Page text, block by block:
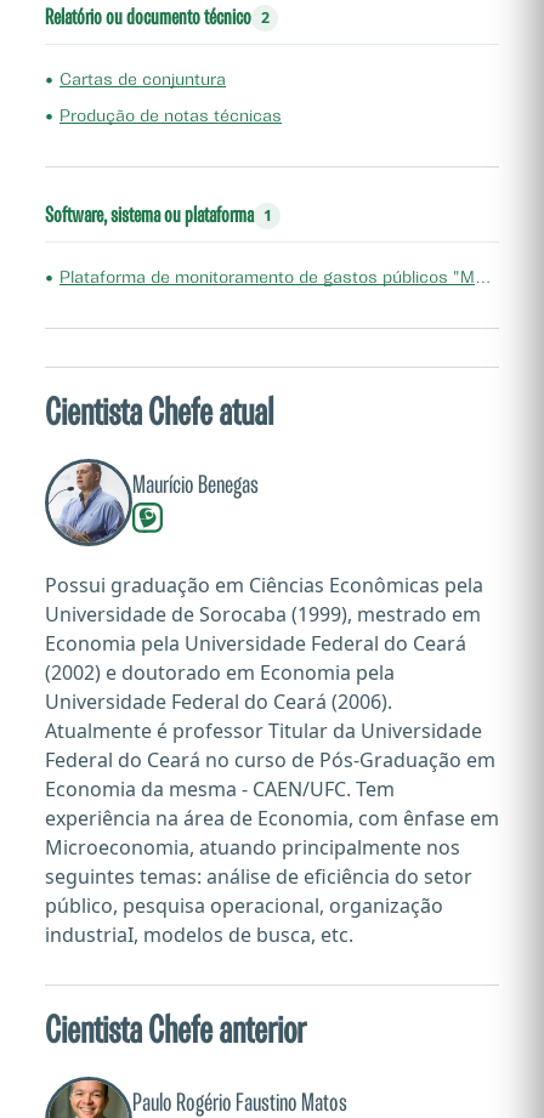
Relatório ou documento técnico 2
• Cartas de conjuntura
• Produção de notas técnicas
Software, sistema ou plataforma 1
• Plataforma de monitoramento de gastos públicos "Monitor Fiscal"
Cientista Chefe atual
Maurício Benegas
Possui graduação em Ciências Econômicas pela
Universidade de Sorocaba (1999), mestrado em
Economia pela Universidade Federal do Ceará
(2002) e doutorado em Economia pela
Universidade Federal do Ceará (2006).
Atualmente é professor Titular da Universidade
Federal do Ceará no curso de Pós-Graduação em
Economia da mesma - CAEN/UFC. Tem
experiência na área de Economia, com ênfase em
Microeconomia, atuando principalmente nos
seguintes temas: análise de eficiência do setor
público, pesquisa operacional, organização
industriaI, modelos de busca, etc.
Cientista Chefe anterior
Paulo Rogério Faustino Matos